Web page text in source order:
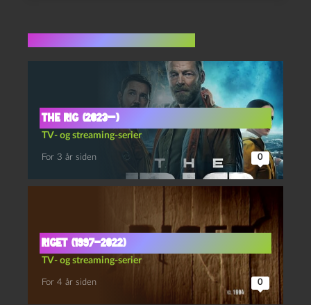
The rig (2023—)
TV- og streaming-serier
For 3 år siden 0
Riget (1997-2022)
TV- og streaming-serier
For 4 år siden 0